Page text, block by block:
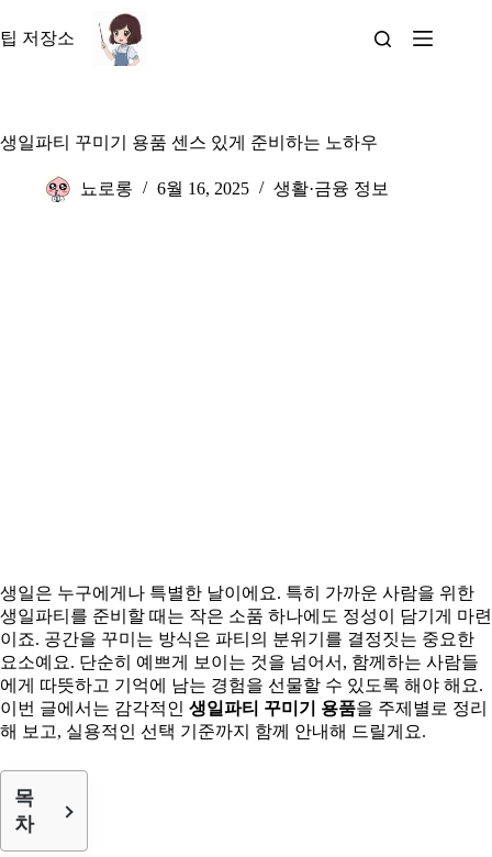
문
뛰
팁 저장소
생일파티 꾸미기 용품 센스 있게 준비하는 노하우
뇨로롱 6월 16, 2025 생활·금융 정보
생일은 누구에게나 특별한 날이에요. 특히 가까운 사람을 위한
생일파티를 준비할 때는 작은 소품 하나에도 정성이 담기게 마련
이죠. 공간을 꾸미는 방식은 파티의 분위기를 결정짓는 중요한
요소예요. 단순히 예쁘게 보이는 것을 넘어서, 함께하는 사람들
에게 따뜻하고 기억에 남는 경험을 선물할 수 있도록 해야 해요.
이번 글에서는 감각적인 생일파티 꾸미기 용품을 주제별로 정리
해 보고, 실용적인 선택 기준까지 함께 안내해 드릴게요.
목
차